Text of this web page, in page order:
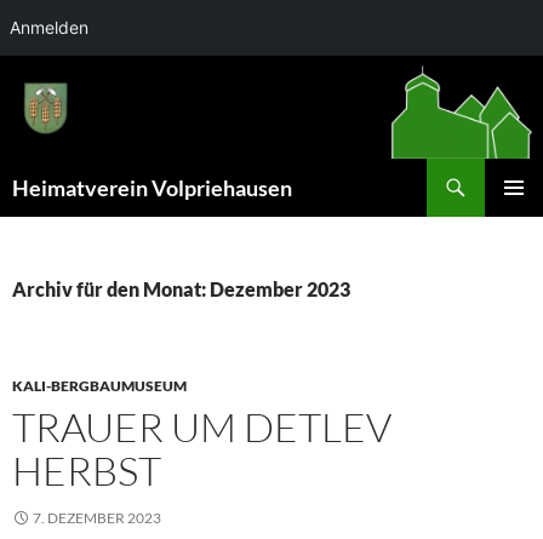
Anmelden
Inhalt
springen
Heimatverein Volpriehausen
Archiv für den Monat: Dezember 2023
KALI-BERGBAUMUSEUM
TRAUER UM DETLEV
HERBST
7. DEZEMBER 2023